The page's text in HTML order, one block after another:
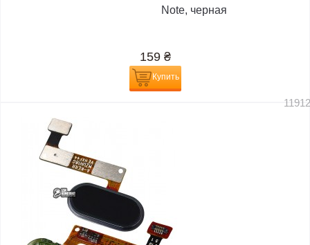
Note, черная
159 ₴
Купить